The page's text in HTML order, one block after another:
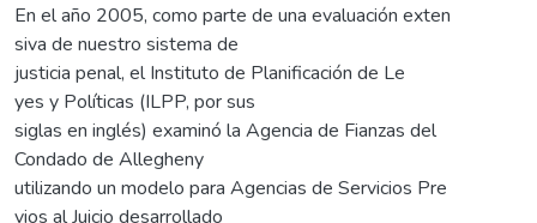
En el año 2005, como parte de una evaluación exten
siva de nuestro sistema de
justicia penal, el Instituto de Planificación de Le
yes y Políticas (ILPP, por sus
siglas en inglés) examinó la Agencia de Fianzas del
Condado de Allegheny
utilizando un modelo para Agencias de Servicios Pre
vios al Juicio desarrollado